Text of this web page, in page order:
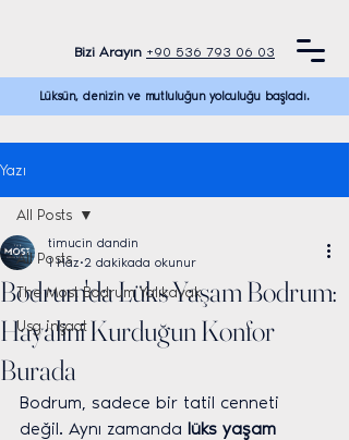
Lüksün, denizin ve mutluluğun yolculuğu başladı.
Bizi Arayın +90 536 793 06 03
Yazı
All Posts
The Most Bodrum Yalıkavak
Usg inşaat
All Posts
Bodrum'da Lüks Yaşam Bodrum:
Hayalini Kurduğun Konfor
Burada
timucin dandin
1 Haz 2 dakikada okunur
Bodrum, sadece bir tatil cenneti
değil. Aynı zamanda lüks yaşam